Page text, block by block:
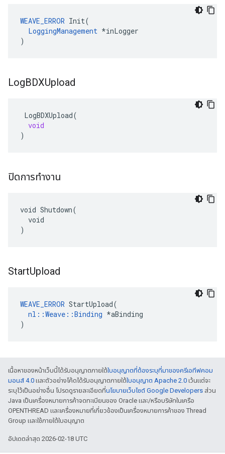
WEAVE_ERROR Init(
LoggingManagement *inLogger
)
LogBDXUpload
LogBDXUpload(
void
)
ปิดการทำงาน
void Shutdown(
  void
)
StartUpload
WEAVE_ERROR StartUpload(
nl ::Weave ::Binding *aBinding
)
เนื้อหาของหน้าเว็บนี้ได้รับอนุญาตภายใต้ใบอนุญาตที่ต้องระบุที่มาของครีเอทีฟคอม
มอนส์ 4.0 และตัวอย่างโค้ดได้รับอนุญาตภายใต้ใบอนุญาต Apache 2.0 เว้นแต่จะ
ระบุไว้เป็นอย่างอื่น โปรดดูรายละเอียดที่นโยบายเว็บไซต์ Google Developers ส่วน
Java เป็นเครื่องหมายการค้าจดทะเบียนของ Oracle และ/หรือบริษัทในเครือ
OPENTHREAD และเครื่องหมายที่เกี่ยวข้องเป็นเครื่องหมายการค้าของ Thread
Group และใช้ภายใต้ใบอนุญาต
อัปเดตล่าสุด 2026-02-18 UTC